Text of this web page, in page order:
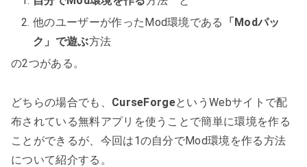
他のユーザーが作ったMod環境である
「Modパッ
ク」で遊ぶ方法
の2つがある。
どちらの場合でも、 CurseForgeというWebサイトで配
布されている無料アプリを使うことで簡単に環境を作る
ことができるが、今回は1の自分でMod環境を作る方法
について紹介する。